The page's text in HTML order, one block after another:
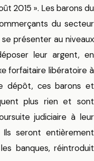
2015 ». Les barons du
du secteur
présenter au niveaux
leur argent, en
forfaitaire libératoire à
dépôt, ces barons et
plus rien et sont
judiciaire à leur
seront entièrement
banques, réintroduit